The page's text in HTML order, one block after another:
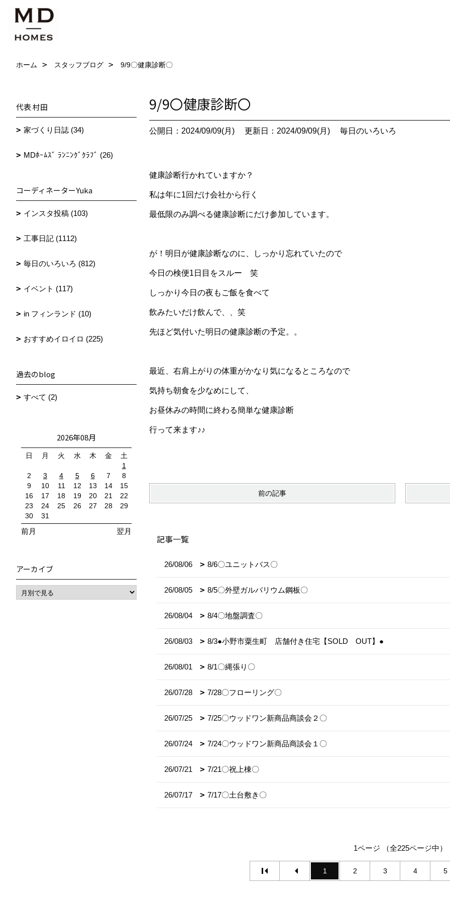
ホーム スタッフブログ 9/9〇健康診断〇
9/9〇健康診断〇
公開日：2024/09/09(月) 更新日：2024/09/09(月) 毎日のいろいろ
健康診断行かれていますか？
私は年に1回だけ会社から行く
最低限のみ調べる健康診断にだけ参加しています。
が！明日が健康診断なのに、しっかり忘れていたので
今日の検便1日目をスルー 笑
しっかり今日の夜もご飯を食べて
飲みたいだけ飲んで、、笑
先ほど気付いた明日の健康診断の予定。。
最近、右肩上がりの体重がかなり気になるところなので
気持ち朝食を少なめにして、
お昼休みの時間に終わる簡単な健康診断
行って来ます♪♪
前の記事
記事一覧
26/08/06 8/6〇ユニットバス〇
26/08/05 8/5〇外壁ガルバリウム鋼板〇
26/08/04 8/4〇地盤調査〇
26/08/03 8/3●小野市粟生町 店舗付き住宅【SOLD OUT】●
26/08/01 8/1〇縄張り〇
26/07/28 7/28〇フローリング〇
26/07/25 7/25〇ウッドワン新商品商談会２〇
26/07/24 7/24〇ウッドワン新商品商談会１〇
26/07/21 7/21〇祝上棟〇
26/07/17 7/17〇土台敷き〇
1ページ （全225ページ中）
1 2 3 4 5
代表 村田
家づくり日誌 (34)
MDﾎｰﾑｽﾞ ﾗﾝﾆﾝｸﾞｸﾗﾌﾞ (26)
コーディネーターYuka
インスタ投稿 (103)
工事日記 (1112)
毎日のいろいろ (812)
イベント (117)
in フィンランド (10)
おすすめイロイロ (225)
過去のblog
すべて (2)
2026年08月
日 月 火 水 木 金
土
1
2
3 4 5 6 7
8
9
10 11 12 13 14
15
16
17 18 19 20 21
22
23
24 25 26 27 28
29
30
31
前月 翌月
アーカイブ